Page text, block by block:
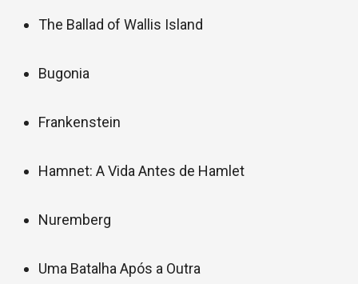
The Ballad of Wallis Island
Bugonia
Frankenstein
Hamnet: A Vida Antes de Hamlet
Nuremberg
Uma Batalha Após a Outra